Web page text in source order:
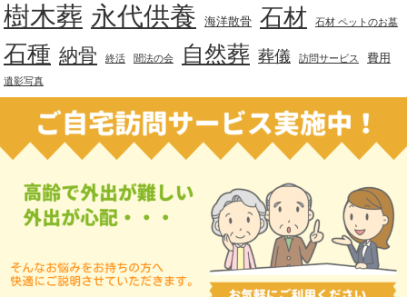
樹木葬 永代供養 海洋散骨 石材 石材 ペットのお墓
石種 納骨 終活 聞法の会 自然葬 葬儀 訪問サービス 費用
遺影写真